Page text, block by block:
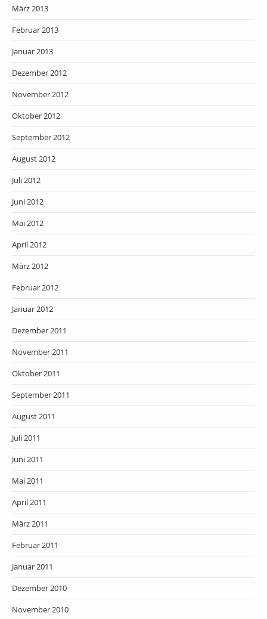
März 2013
Februar 2013
Januar 2013
Dezember 2012
November 2012
Oktober 2012
September 2012
August 2012
Juli 2012
Juni 2012
Mai 2012
April 2012
März 2012
Februar 2012
Januar 2012
Dezember 2011
November 2011
Oktober 2011
September 2011
August 2011
Juli 2011
Juni 2011
Mai 2011
April 2011
März 2011
Februar 2011
Januar 2011
Dezember 2010
November 2010